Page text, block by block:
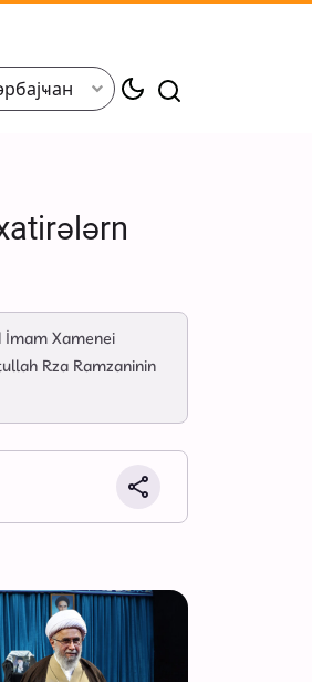
İmam Xamenei
Rza Ramzaninin